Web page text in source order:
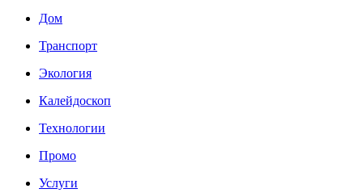
Дом
Транспорт
Экология
Калейдоскоп
Технологии
Промо
Услуги